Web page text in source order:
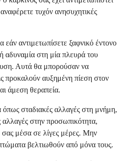
τυχόν ανησυχητικές
εάν αντιμετωπίσετε ξαφνικό έντονο
αδυναμία στη μία πλευρά του
Αυτά θα μπορούσαν να
προκαλούν αυξημένη πίεση στον
άμεση θεραπεία.
σταδιακές αλλαγές στη μνήμη,
αλλαγές στην προσωπικότητα,
σας μέσα σε λίγες μέρες. Μην
βελτιωθούν από μόνα τους.